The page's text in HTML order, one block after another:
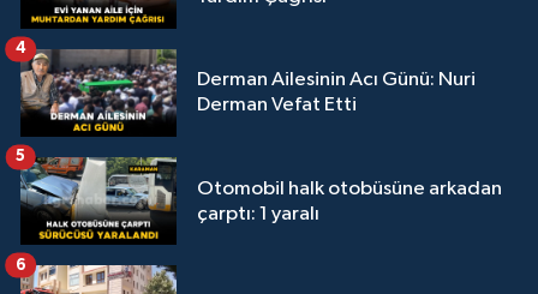
Derman Ailesinin Acı Günü: Nuri
Derman Vefat Etti
4
Otomobil halk otobüsüne arkadan
çarptı: 1 yaralı
5
6